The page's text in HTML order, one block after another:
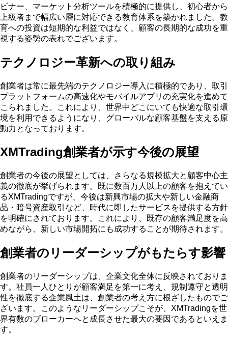
ビナー、マーケット分析ツールを積極的に提供し、初心者から
上級者まで幅広い層に対応できる教育体系を築かれました。教
育への投資は短期的な利益ではなく、顧客の長期的な成功を重
視する姿勢の表れでございます。
テクノロジー革新への取り組み
創業者は常に最先端のテクノロジー導入に積極的であり、取引
プラットフォームの高速化やモバイルアプリの充実化を進めて
こられました。これにより、世界中どこにいても快適な取引環
境を利用できるようになり、グローバルな顧客基盤を支える原
動力となっております。
XMTrading創業者が示す今後の展望
創業者の今後の展望としては、さらなる規模拡大と顧客中心主
義の徹底が挙げられます。既に数百万人以上の顧客を抱えてい
るXMTradingですが、今後は新興市場の拡大や新しい金融商
品・暗号資産取引など、時代に即したサービスを提供する方針
を明確にされております。これにより、既存の顧客満足度を高
めながら、新しい市場開拓にも成功することが期待されます。
創業者のリーダーシップがもたらす影響
創業者のリーダーシップは、企業文化全体に反映されておりま
す。社員一人ひとりが顧客満足を第一に考え、規制遵守と透明
性を徹底する企業風土は、創業者の考え方に根ざしたものでご
ざいます。このようなリーダーシップこそが、XMTradingを世
界有数のブローカーへと成長させた最大の要因であるといえま
す。